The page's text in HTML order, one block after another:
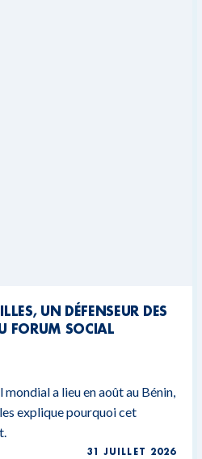
UN DÉFENSEUR DES
FORUM SOCIAL
a lieu en août au Bénin,
explique pourquoi cet
31 JUILLET 2026